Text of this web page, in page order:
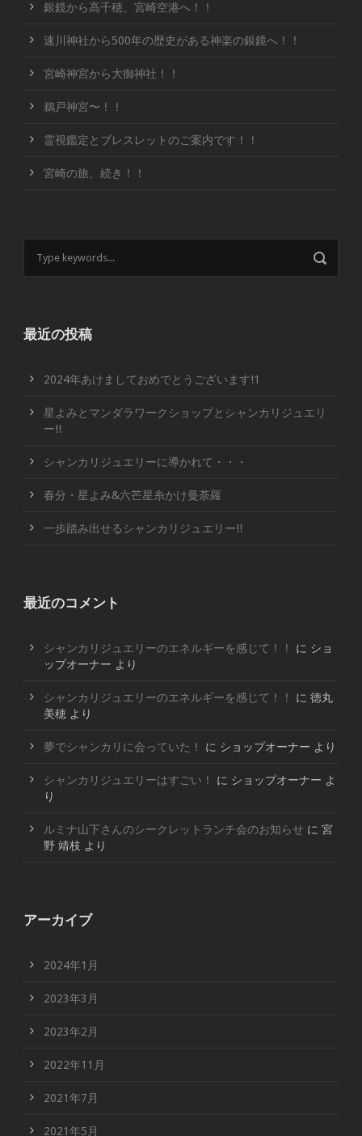
銀鏡から高千穂、宮崎空港へ！！
速川神社から500年の歴史がある神楽の銀鏡へ！！
宮崎神宮から大御神社！！
鵜戸神宮〜！！
霊視鑑定とブレスレットのご案内です！！
宮崎の旅、続き！！
最近の投稿
2024年あけましておめでとうございます!1
星よみとマンダラワークショップとシャンカリジュエリ
ー!!
シャンカリジュエリーに導かれて・・・
春分・星よみ&六芒星糸かけ曼荼羅
一歩踏み出せるシャンカリジュエリー!!
最近のコメント
シャンカリジュエリーのエネルギーを感じて！！ に ショ
ップオーナー より
シャンカリジュエリーのエネルギーを感じて！！ に 徳丸
美穂 より
夢でシャンカリに会っていた！ に ショップオーナー より
シャンカリジュエリーはすごい！ に ショップオーナー よ
り
ルミナ山下さんのシークレットランチ会のお知らせ に 宮
野 靖枝 より
アーカイブ
2024年1月
2023年3月
2023年2月
2022年11月
2021年7月
2021年5月